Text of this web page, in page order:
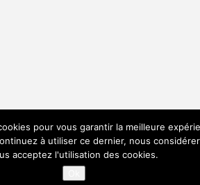
pour vous garantir la meilleure
à utiliser ce dernier, nous
acceptez l'utilisation des cookies.